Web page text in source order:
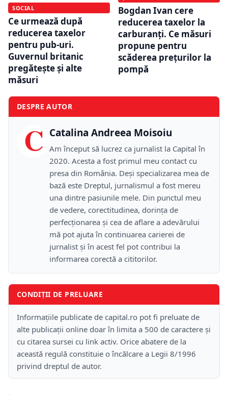
SOCIAL
Ce urmează după
reducerea taxelor
pentru pub-uri.
Guvernul britanic
pregătește și alte
măsuri
Bogdan Ivan cere
reducerea taxelor la
carburanți. Ce măsuri
propune pentru
scăderea prețurilor la
pompă
DESPRE AUTOR
C Catalina Andreea Moisoiu
Am început să lucrez ca jurnalist la Capital în
2020. Acesta a fost primul meu contact cu
presa din România. Deși specializarea mea de
bază este Dreptul, jurnalismul a fost mereu
una dintre pasiunile mele. Din punctul meu
de vedere, corectitudinea, dorința de
perfecționarea și cea de aflare a adevărului
mă pot ajuta în continuarea carierei de
jurnalist și în acest fel pot contribui la
informarea corectă a cititorilor.
CONDIȚII DE PRELUARE
Informațiile publicate de capital.ro pot fi preluate de
alte publicații online doar în limita a 500 de caractere și
cu citarea sursei cu link activ. Orice abatere de la
această regulă constituie o încălcare a Legii 8/1996
privind dreptul de autor.